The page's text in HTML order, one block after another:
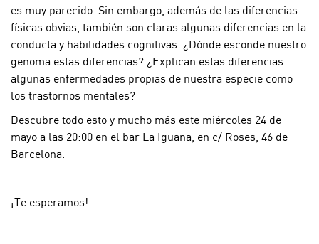
es muy parecido. Sin embargo, además de las diferencias
físicas obvias, también son claras algunas diferencias en la
conducta y habilidades cognitivas. ¿Dónde esconde nuestro
genoma estas diferencias? ¿Explican estas diferencias
algunas enfermedades propias de nuestra especie como
los trastornos mentales?
Descubre todo esto y mucho más este miércoles 24 de
mayo a las 20:00 en el bar La Iguana, en c/ Roses, 46 de
Barcelona.
¡Te esperamos!